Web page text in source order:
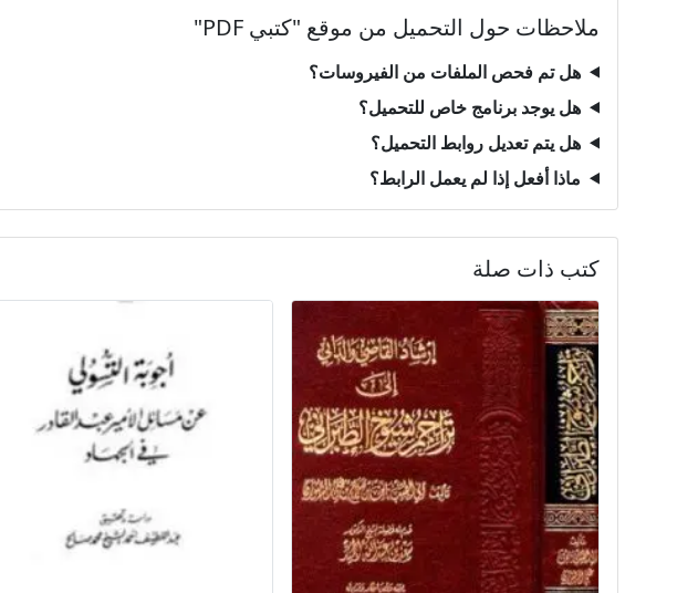
ملاحظات حول التحميل من موقع "كتبي PDF"
هل تم فحص الملفات من الفيروسات؟
هل يوجد برنامج خاص للتحميل؟
هل يتم تعديل روابط التحميل؟
ماذا أفعل إذا لم يعمل الرابط؟
كتب ذات صلة